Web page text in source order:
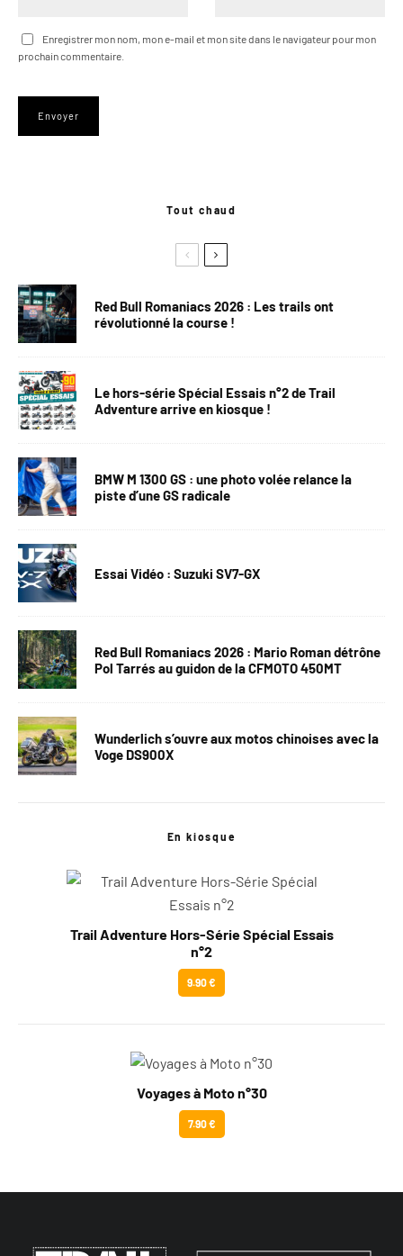
Enregistrer mon nom, mon e-mail et mon site dans le navigateur pour mon
prochain commentaire.
Tout chaud
Red Bull Romaniacs 2026 : Les trails ont
révolutionné la course !
Le hors-série Spécial Essais n°2 de Trail
Adventure arrive en kiosque !
BMW M 1300 GS : une photo volée relance la
piste d’une GS radicale
Essai Vidéo : Suzuki SV7-GX
Red Bull Romaniacs 2026 : Mario Roman détrône
Pol Tarrés au guidon de la CFMOTO 450MT
Wunderlich s’ouvre aux motos chinoises avec la
Voge DS900X
En kiosque
Trail Adventure Hors-Série Spécial Essais
n°2
9.90 €
Voyages à Moto n°30
7.90 €